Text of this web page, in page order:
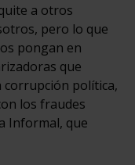
a otros
pero lo que
pongan en
que
corrupción política,
los fraudes
Informal, que